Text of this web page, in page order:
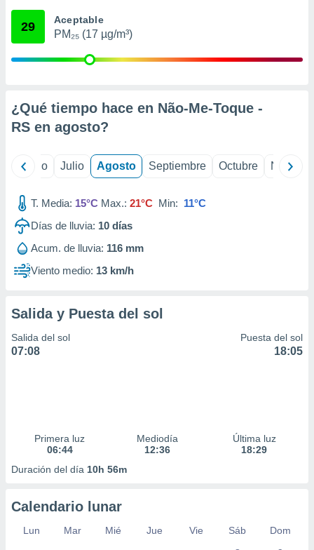
mediante
publicidad
1199
29 Aceptable
PM₂₅ (17 µg/m³)
¿Qué tiempo hace en Não-Me-Toque -
RS en agosto?
Junio Julio Agosto Septiembre Octubre
T. Media: 15°C Max.: 21°C Min: 11°C
Días de lluvia: 10 días
Acum. de lluvia: 116 mm
Viento medio: 13 km/h
Salida y Puesta del sol
Salida del sol
07:08
Puesta del sol
18:05
Primera luz
06:44
Mediodía
12:36
Última luz
18:29
Duración del día 10h 56m
Calendario lunar
Lun Mar Mié Jue Vie Sáb
Dom